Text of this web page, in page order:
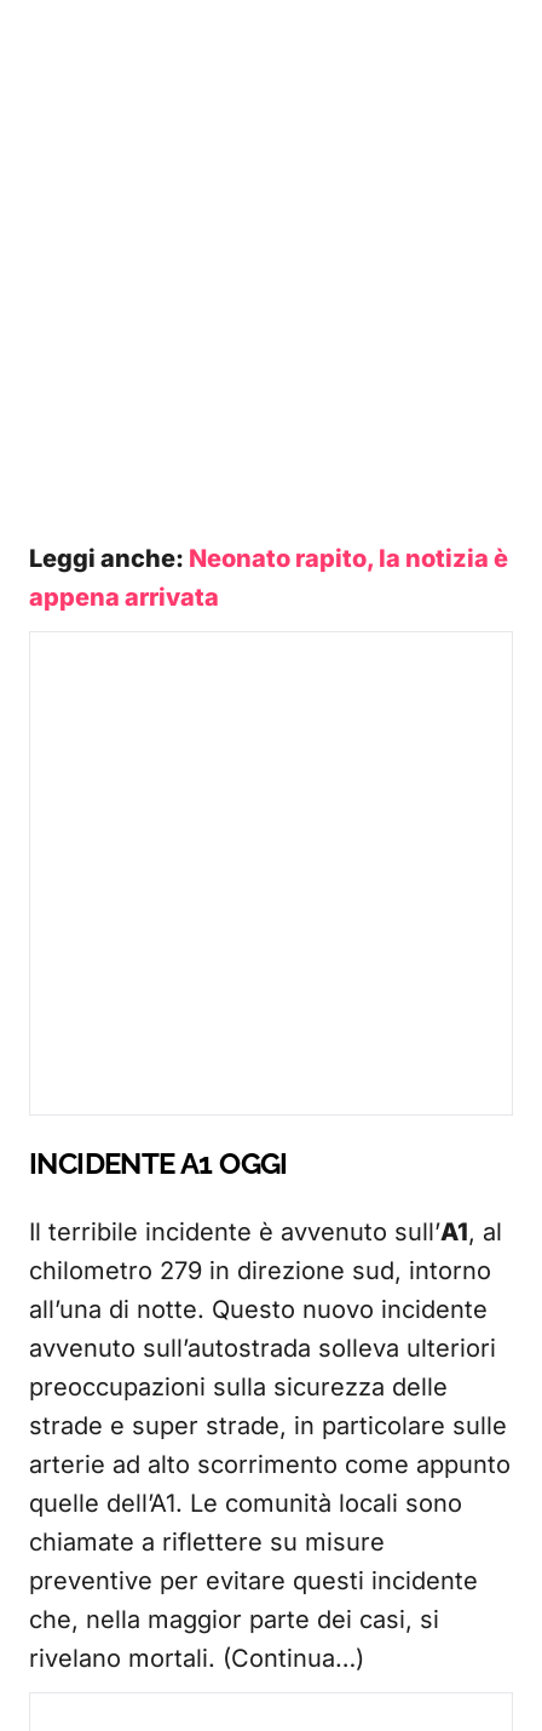
Leggi anche: Neonato rapito, la notizia è
appena arrivata
INCIDENTE A1 OGGI
Il terribile incidente è avvenuto sull’A1, al
chilometro 279 in direzione sud, intorno
all’una di notte. Questo nuovo incidente
avvenuto sull’autostrada solleva ulteriori
preoccupazioni sulla sicurezza delle
strade e super strade, in particolare sulle
arterie ad alto scorrimento come appunto
quelle dell’A1. Le comunità locali sono
chiamate a riflettere su misure
preventive per evitare questi incidente
che, nella maggior parte dei casi, si
rivelano mortali. (Continua…)